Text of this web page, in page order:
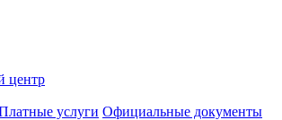
центр
услуги Официальные документы